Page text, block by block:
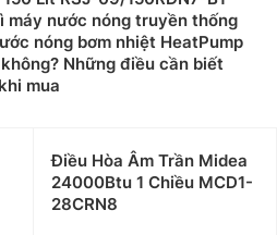
máy nước nóng truyền thống
nóng bơm nhiệt HeatPump
Những điều cần biết
mua
Điều Hòa Âm Trần Midea
24000Btu 1 Chiều MCD1-
28CRN8